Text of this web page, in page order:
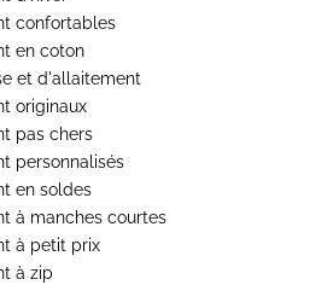
confortables
en coton
et d'allaitement
originaux
pas chers
personnalisés
en soldes
à manches courtes
à petit prix
à zip